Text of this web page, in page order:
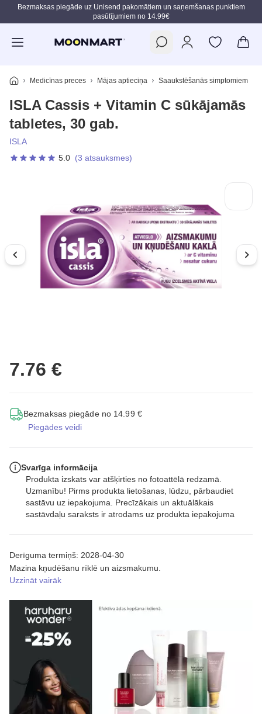
Pāriet uz galveno saturu
Bezmaksas piegāde uz Unisend pakomātiem un saņemšanas punktiem
pasūtījumiem no 14.99€
Medicīnas preces Mājas aptieciņa Saaukstēšanās simptomiem
ISLA Cassis + Vitamin C sūkājamās
tabletes, 30 gab.
ISLA
5.0 (3 atsauksmes)
7.76 €
Bezmaksas piegāde no 14.99 €
Piegādes veidi
Derīguma termiņš: 2028-04-30
Mazina kņudēšanu rīklē un aizsmakumu.
Uzzināt vairāk
Svarīga informācija
Produkta izskats var atšķirties no fotoattēlā redzamā.
Uzmanību! Pirms produkta lietošanas, lūdzu, pārbaudiet
sastāvu uz iepakojuma. Precīzākais un aktuālākais
sastāvdaļu saraksts ir atrodams uz produkta iepakojuma